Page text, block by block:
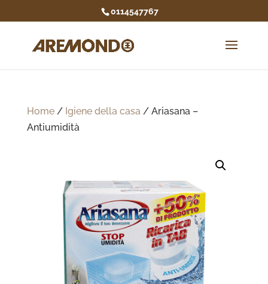
0114547767
Home/ Igiene della casa/ Ariasana –
Antiumidità